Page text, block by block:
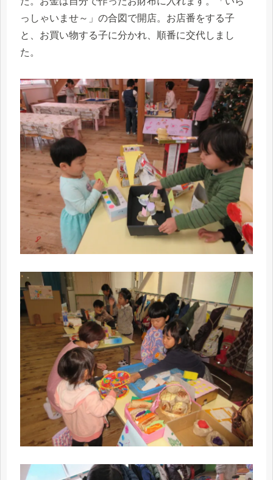
っしゃいませ～」の合図で開店。お店番をする子
と、お買い物する子に分かれ、順番に交代しまし
た。